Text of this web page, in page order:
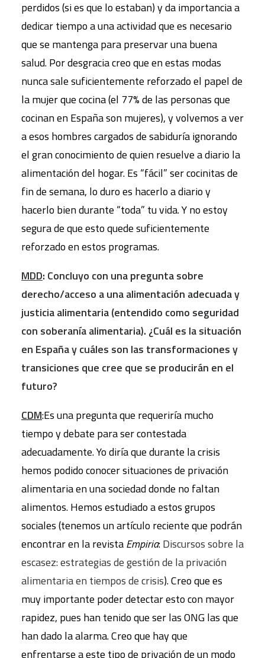
perdidos (si es que lo estaban) y da importancia a
dedicar tiempo a una actividad que es necesario
que se mantenga para preservar una buena
salud. Por desgracia creo que en estas modas
nunca sale suficientemente reforzado el papel de
la mujer que cocina (el 77% de las personas que
cocinan en España son mujeres), y volvemos a ver
a esos hombres cargados de sabiduría ignorando
el gran conocimiento de quien resuelve a diario la
alimentación del hogar. Es “fácil” ser cocinitas de
fin de semana, lo duro es hacerlo a diario y
hacerlo bien durante “toda” tu vida. Y no estoy
segura de que esto quede suficientemente
reforzado en estos programas.
MDD: Concluyo con una pregunta sobre
derecho/acceso a una alimentación adecuada y
justicia alimentaria (entendido como seguridad
con soberanía alimentaria). ¿Cuál es la situación
en España y cuáles son las transformaciones y
transiciones que cree que se producirán en el
futuro?
CDM:Es una pregunta que requeriría mucho
tiempo y debate para ser contestada
adecuadamente. Yo diría que durante la crisis
hemos podido conocer situaciones de privación
alimentaria en una sociedad donde no faltan
alimentos. Hemos estudiado a estos grupos
sociales (tenemos un artículo reciente que podrán
encontrar en la revistaEmpiria:Discursos sobre la
escasez: estrategias de gestión de la privación
alimentaria en tiempos de crisis). Creo que es
muy importante poder detectar esto con mayor
rapidez, pues han tenido que ser las ONG las que
han dado la alarma. Creo que hay que
enfrentarse a este tipo de privación de un modo